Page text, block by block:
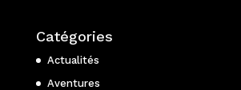
Catégories
Actualités
Aventures